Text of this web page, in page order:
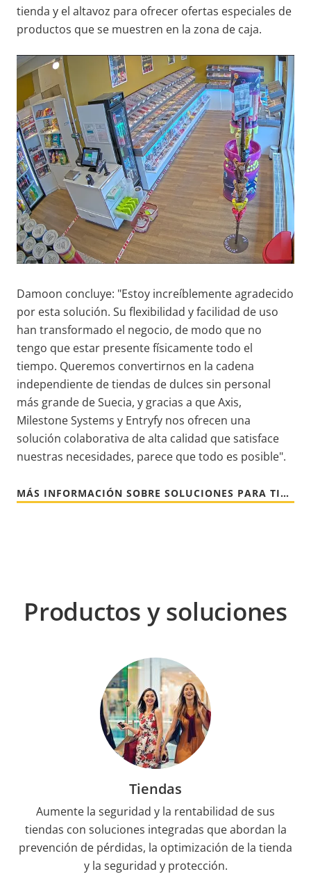
tienda y el altavoz para ofrecer ofertas especiales de
productos que se muestren en la zona de caja.
Damoon concluye: "Estoy increíblemente agradecido
por esta solución. Su flexibilidad y facilidad de uso
han transformado el negocio, de modo que no
tengo que estar presente físicamente todo el
tiempo. Queremos convertirnos en la cadena
independiente de tiendas de dulces sin personal
más grande de Suecia, y gracias a que Axis,
Milestone Systems y Entryfy nos ofrecen una
solución colaborativa de alta calidad que satisface
nuestras necesidades, parece que todo es posible".
MÁS INFORMACIÓN SOBRE SOLUCIONES PARA TIENDAS
Productos y soluciones
Tiendas
Aumente la seguridad y la rentabilidad de sus
tiendas con soluciones integradas que abordan la
prevención de pérdidas, la optimización de la tienda
y la seguridad y protección.